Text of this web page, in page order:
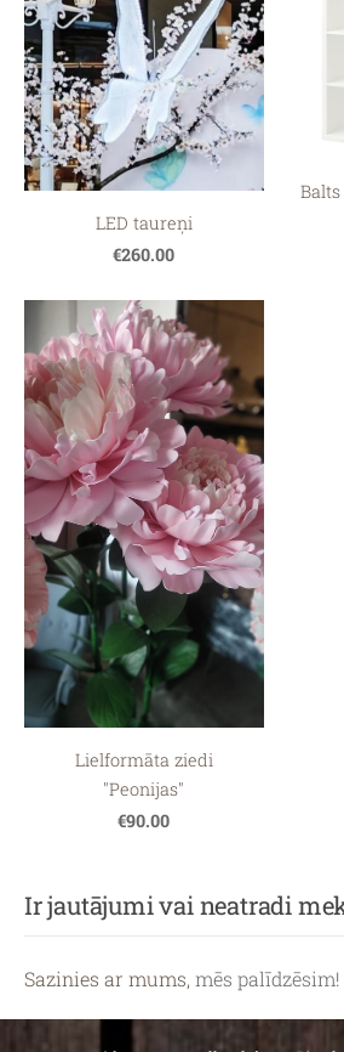
Ir jautājumi vai neatradi
Sazinies ar mums, mēs palīdzēsim!
LED taureņi
€260.00
Lielformāta ziedi
"Peonijas"
€90.00